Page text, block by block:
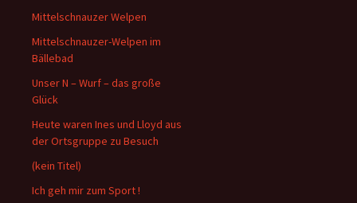
Mittelschnauzer Welpen
Mittelschnauzer-Welpen im
Bällebad
Unser N – Wurf – das große
Glück
Heute waren Ines und Lloyd aus
der Ortsgruppe zu Besuch
(kein Titel)
Ich geh mir zum Sport !